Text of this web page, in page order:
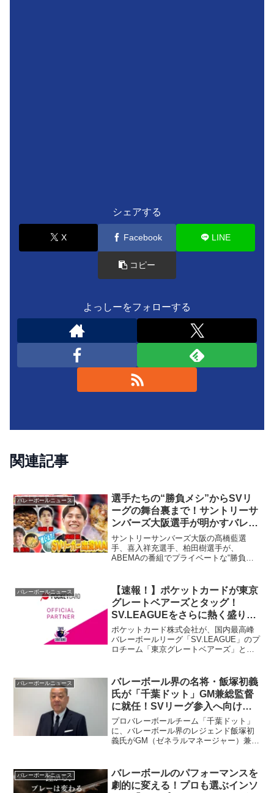
シェアする
X Facebook LINE
コピー
よっしーをフォローする
関連記事
バレーボールニュース
選手たちの“勝負メシ”からSVリ
ーグの舞台裏まで！サントリーサ
ンバーズ大阪選手が明かすバレー
ボール愛
サントリーサンバーズ大阪の髙橋藍選
手、喜入祥充選手、柏田樹選手が、
ABEMAの番組でプライベートな“勝負メ
ちの素顔とチームの強さに迫ります。
バレーボールニュース
【速報！】ポケットカードが東京
グレートベアーズとタッグ！
SV.LEAGUEをさらに熱く盛り上
げる新パートナーシップが始動！
ポケットカード株式会社が、国内最高峰
バレーボールリーグ「SV.LEAGUE」のプ
ロチーム「東京グレートベアーズ」との
バレーボールの魅力をさらに高め、ファ
ンの皆さんと共に感動を分かち合うこと
を目指します。
バレーボールニュース
バレーボール界の名将・飯塚初義
氏が「千葉ドット」GM兼総監督
に就任！SVリーグ参入へ向けチ
ーム強化
プロバレーボールチーム「千葉ドット」
に、バレーボール界のレジェンド飯塚初
義氏がGM（ゼネラルマネージャー）兼総
将の指導のもと、千葉ドットは2026-27シ
ーズンからのSV.LEAGUE GROWTH参入
を目指し、さらなる高みへと挑戦しま
バレーボールニュース
バレーボールのパフォーマンスを
劇的に変える！プロも選ぶインソ